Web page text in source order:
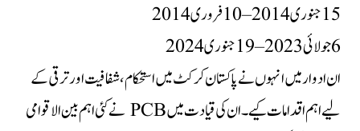
15 جنوری 2014 – 10 فروری 2014
6 جولائی 2023 – 19 جنوری 2024
ان ادوار میں انہوں نے پاکستان کرکٹ میں استحکام، شفافیت اور ترقی کے
لیے اہم اقدامات کیے۔ ان کی قیادت میں PCB نے کئی اہم بین الاقوامی